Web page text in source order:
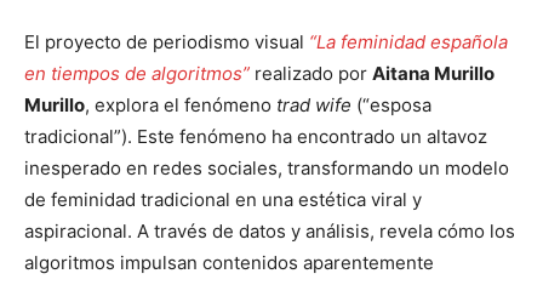
El proyecto de periodismo visual “La feminidad española
en tiempos de algoritmos” realizado por Aitana Murillo
Murillo, explora el fenómeno trad wife (“esposa
tradicional”). Este fenómeno ha encontrado un altavoz
inesperado en redes sociales, transformando un modelo
de feminidad tradicional en una estética viral y
aspiracional. A través de datos y análisis, revela cómo los
algoritmos impulsan contenidos aparentemente